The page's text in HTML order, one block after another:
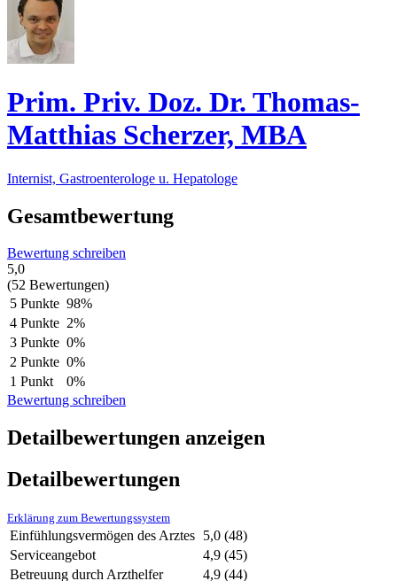
Prim. Priv. Doz. Dr. Thomas-
Matthias Scherzer, MBA
Internist, Gastroenterologe u. Hepatologe
Gesamtbewertung
Bewertung schreiben
5,0
(52 Bewertungen)
5 Punkte 98%
4 Punkte 2%
3 Punkte 0%
2 Punkte 0%
1 Punkt
0%
Bewertung schreiben
Detailbewertungen anzeigen
Detailbewertungen
Erklärung zum Bewertungssystem
Einfühlungsvermögen des Arztes 5,0 (48)
Serviceangebot
4,9 (45)
Betreuung durch Arzthelfer
4,9 (44)